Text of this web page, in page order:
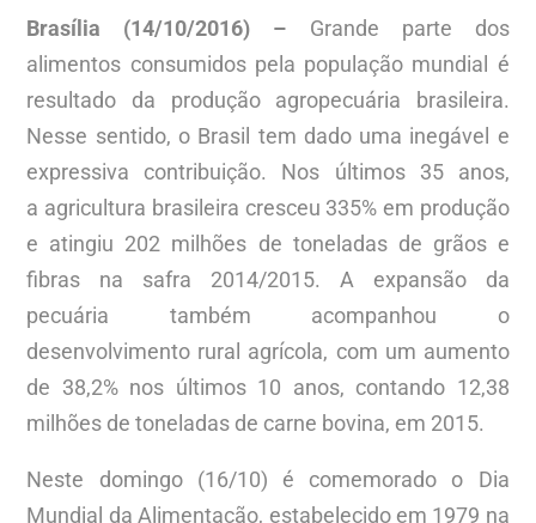
Brasília (14/10/2016) – Grande parte dos
alimentos consumidos pela população mundial é
resultado da produção agropecuária brasileira.
Nesse sentido, o Brasil tem dado uma inegável e
expressiva contribuição. Nos últimos 35 anos,
a agricultura brasileira cresceu 335% em produção
e atingiu 202 milhões de toneladas de grãos e
fibras na safra 2014/2015. A expansão da
pecuária também acompanhou o
desenvolvimento rural agrícola, com um aumento
de 38,2% nos últimos 10 anos, contando 12,38
milhões de toneladas de carne bovina, em 2015.
Neste domingo (16/10) é comemorado o Dia
Mundial da Alimentação, estabelecido em 1979 na